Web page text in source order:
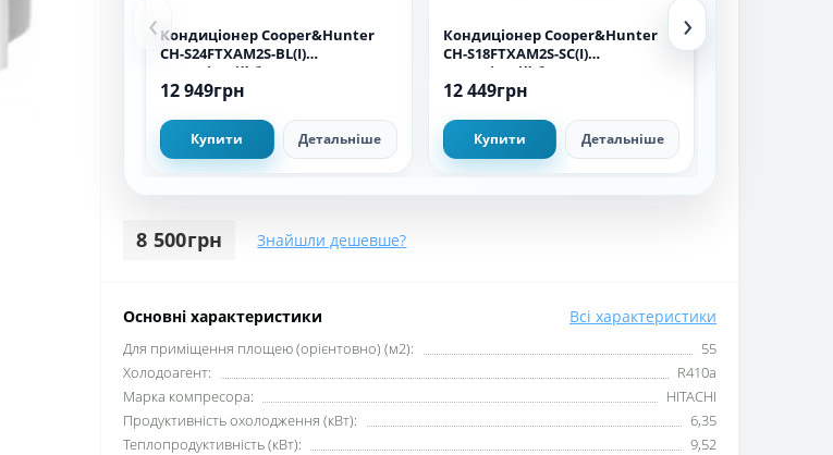
‹ Кондиціонер Cooper&Hunter
CH-S24FTXAM2S-BL(I)
(внутрішній блок)
12 949грн
Купити Детальніше
Кондиціонер Cooper&Hunter
CH-S18FTXAM2S-SC(I)
(внутрішній блок)
12 449грн
Купити Детальніше
›
8 500грн Знайшли дешевше?
Основні характеристики Всі характеристики
Для приміщення площею (орієнтовно) (м2):
55
Холодоагент:
R410а
Марка компресора:
HITACHI
Продуктивність охолодження (кВт):
6,35
Теплопродуктивність (кВт):
9,52